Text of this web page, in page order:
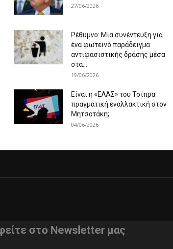
27/06/2026
Ρέθυμνο: Μια συνέντευξη για
ένα φωτεινό παράδειγμα
αντιφασιστικής δράσης μέσα
στα...
19/06/2026
Είναι η «ΕΛΑΣ» του Τσίπρα
πραγματική εναλλακτική στον
Μητσοτάκη;
04/06/2026
στο Newsletter μας